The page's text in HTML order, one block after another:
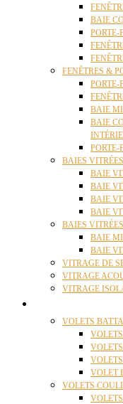
BAIE
PORTE-
FENÊTRES &
BAIE
BAIE
PORTE-
BAIES
BAIE
BAIE
BAIE
BAIE
BAIES
BAIE
BAIE
VITRAGE DE
VITRAGE
VITRAGE
VOLETS
VOLET
VOLETS